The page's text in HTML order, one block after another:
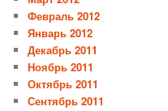
Февраль 2012
Январь 2012
Декабрь 2011
Ноябрь 2011
Октябрь 2011
Сентябрь 2011